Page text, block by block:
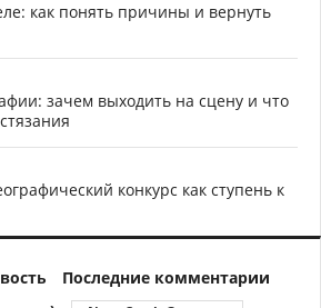
как понять причины и вернуть
зачем выходить на сцену и что
конкурс как ступень к
Последние комментарии